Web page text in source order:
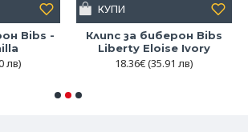
Bibs -
лв)
Клипс за биберон Bibs
Liberty Eloise Ivory
18.36€(35.91 лв)
КУПИ